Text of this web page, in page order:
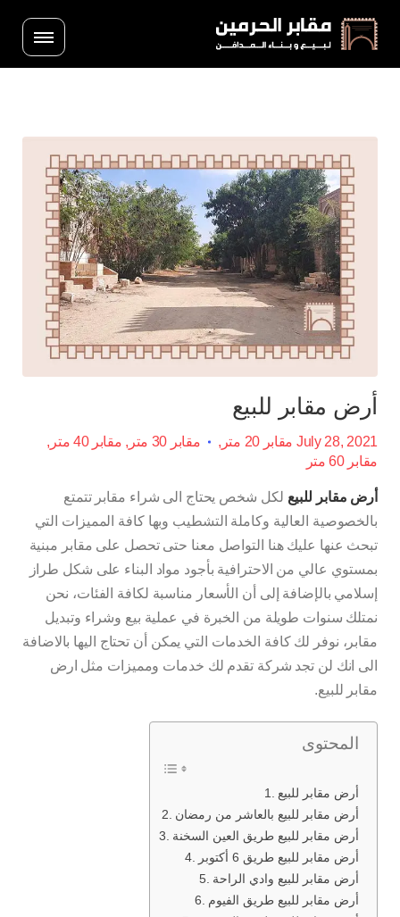
أرض مقابر للبيع
July 28, 2021 مقابر 20 متر مقابر 30 متر
مقابر 40 متر
مقابر 60 متر
أرض مقابر للبيع لكل شخص يحتاج الى شراء مقابر تتمتع
بالخصوصية العالية وكاملة التشطيب وبها كافة المميزات التي
تبحث عنها عليك هنا التواصل معنا حتى تحصل على مقابر مبنية
بمستوي عالي من الاحترافية بأجود مواد البناء على شكل طراز
إسلامي بالإضافة إلى أن الأسعار مناسبة لكافة الفئات، نحن
نمتلك سنوات طويلة من الخبرة في عملية بيع وشراء وتبديل
مقابر، نوفر لك كافة الخدمات التي يمكن أن تحتاج اليها بالاضافة
الى انك لن تجد شركة تقدم لك خدمات ومميزات مثل ارض
مقابر للبيع.
المحتوى
أرض مقابر للبيع
أرض مقابر للبيع بالعاشر من رمضان
أرض مقابر للبيع طريق العين السخنة
أرض مقابر للبيع طريق 6 أكتوبر
أرض مقابر للبيع وادي الراحة
أرض مقابر للبيع طريق الفيوم